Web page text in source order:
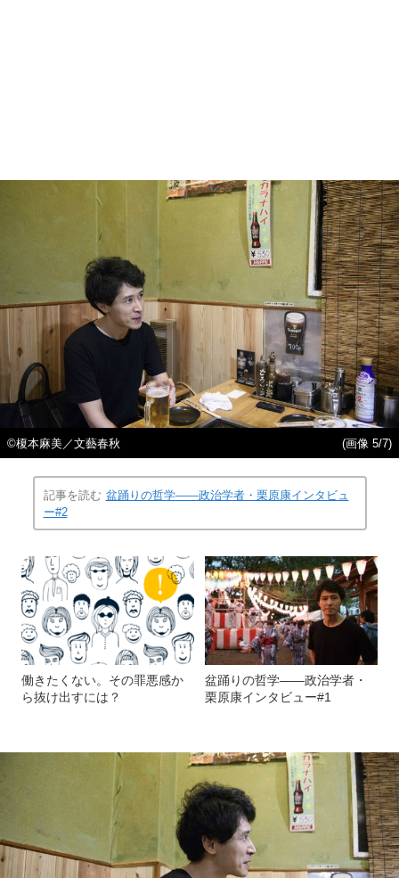
©榎本麻美／文藝春秋 (画像 5/7)
記事を読む 盆踊りの哲学――政治学者・栗原康インタビュ
ー#2
働きたくない。その罪悪感か
ら抜け出すには？
盆踊りの哲学――政治学者・
栗原康インタビュー#1